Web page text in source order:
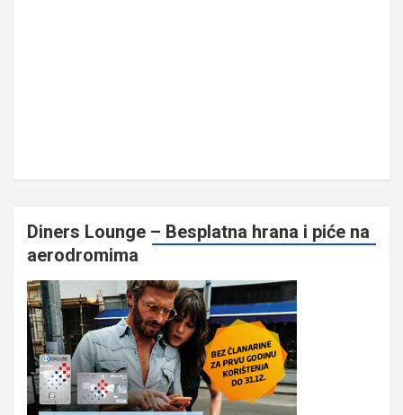
Diners Lounge – Besplatna hrana i piće na
aerodromima